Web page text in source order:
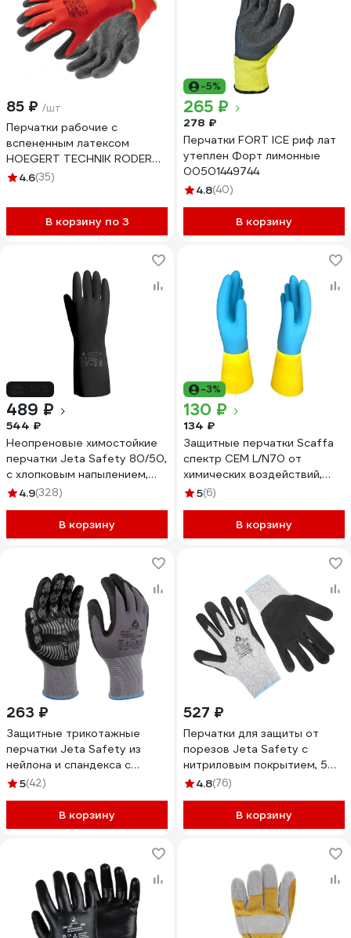
85 ₽ /шт
Перчатки рабочие с
вспененным латексом
HOEGERT TECHNIK RODER
размер 11 HT5K750-11-W
4.6(35)
В корзину по 3
-5%
265 ₽
278 ₽
Перчатки FORT ICE риф лат
утеплен Форт лимонные
00501449744
4.8(40)
В корзину
489 ₽
544 ₽
Неопреновые химостойкие
перчатки Jeta Safety 80/50,
с хлопковым напылением,
0.65 мм, р. 10/xl JCH-501-10-
4.9(328)
В корзину
-3%
130 ₽
134 ₽
Защитные перчатки Scaffa
спектр CEM L/N70 от
химических воздействий,
размер 11 00-01017729
5(6)
В корзину
263 ₽
Защитные трикотажные
перчатки Jeta Safety из
нейлона и спандекса с
покрытием ладони и точками
размер 10/XL JN-061-XL
5(42)
В корзину
527 ₽
Перчатки для защиты от
порезов Jeta Safety с
нитриловым покрытием, 5
Класс, размер XL/10,
4.8(76)
В корзину